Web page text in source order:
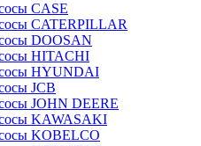
CASE
CATERPILLAR
DOOSAN
HITACHI
HYUNDAI
JCB
JOHN DEERE
KAWASAKI
KOBELCO